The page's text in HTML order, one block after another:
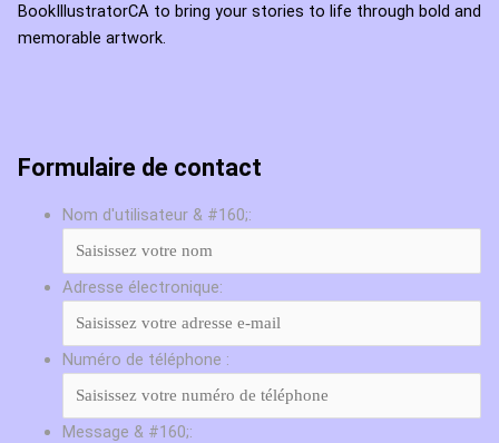
BookIllustratorCA to bring your stories to life through bold and
memorable artwork.
Formulaire de contact
Nom d'utilisateur & #160;:
Adresse électronique:
Numéro de téléphone :
Message & #160;: